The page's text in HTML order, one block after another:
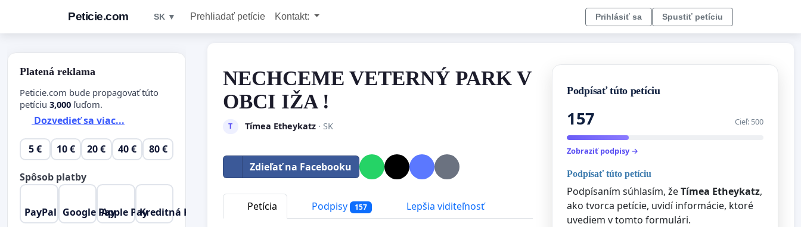
Peticie.com SK ▼ Prehliadať petície Kontakt: Prihlásiť sa Spustiť petíciu
NECHCEME VETERNÝ PARK V
OBCI IŽA !
T Tímea Etheykatz· SK
Zdieľať na Facebooku
Petícia Podpisy 157 Lepšia viditeľnosť
Podpísať túto petíciu
157 Cieľ: 500
Zobraziť podpisy →
Podpísať túto petíciu
Podpísaním súhlasím, žeTímea Etheykatz,
ako tvorca petície, uvidí informácie, ktoré
uvediem v tomto formulári.
Platená reklama
Peticie.com bude propagovať túto
petíciu 3,000 ľuďom.
Dozvedieť sa viac...
5 € 10 € 20 € 40 € 80 €
Spôsob platby
PayPal Google PayApple PayKreditná Karta